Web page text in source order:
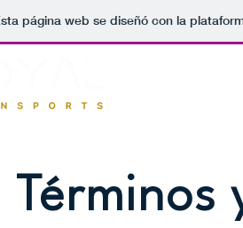
página web se diseñó con la
Términos